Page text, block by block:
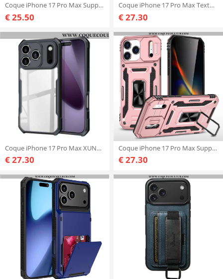
Coque iPhone 17 Pro Max Support Métallique X-LEVEL
€ 25.50
Coque iPhone 17 Pro Max Texture Carbone X-LEVEL
€ 27.30
Coque iPhone 17 Pro Max XUNDD
€ 27.30
Coque iPhone 17 Pro Max Support et Protection d'Objectif Effet Métal
€ 27.30